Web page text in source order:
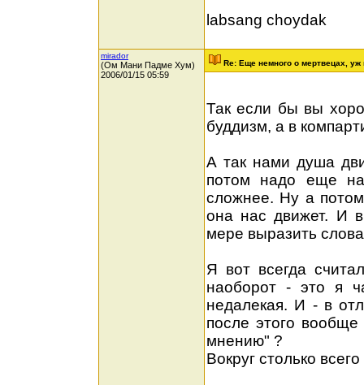
labsang choydak
mirador
(Ом Мани Падме Хум)
2006/01/15 05:59
Re: Еще немного о мертвецах, уж
Так если бы вы
буддизм, а в
А так нами душа
потом надо еще
сложнее. Ну а
она нас движет. И
мере выразить
Я вот всегда
наоборот - это я
недалекая. И - в
после этого
мнению" ?
Вокруг столько